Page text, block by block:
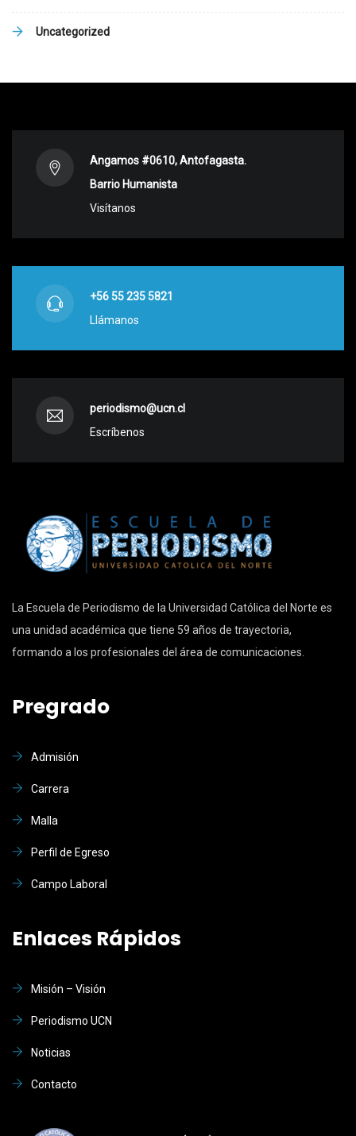
Uncategorized
Angamos #0610, Antofagasta.
Barrio Humanista
Visítanos
+56 55 235 5821
Llámanos
periodismo@ucn.cl
Escríbenos
La Escuela de Periodismo de la Universidad Católica del Norte es
una unidad académica que tiene 59 años de trayectoria,
formando a los profesionales del área de comunicaciones.
Pregrado
Admisión
Carrera
Malla
Perfil de Egreso
Campo Laboral
Enlaces Rápidos
Misión – Visión
Periodismo UCN
Noticias
Contacto